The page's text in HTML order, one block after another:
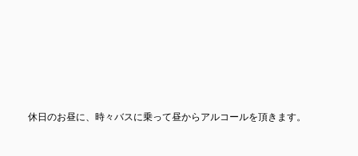
休日のお昼に、時々バスに乗って昼からアルコールを頂きます。